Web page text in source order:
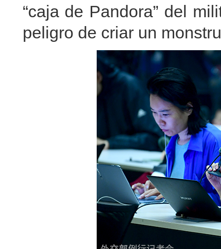
“caja de Pandora” del
peligro de criar un